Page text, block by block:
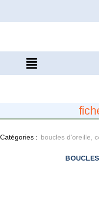
Catégories : boucles d'oreille